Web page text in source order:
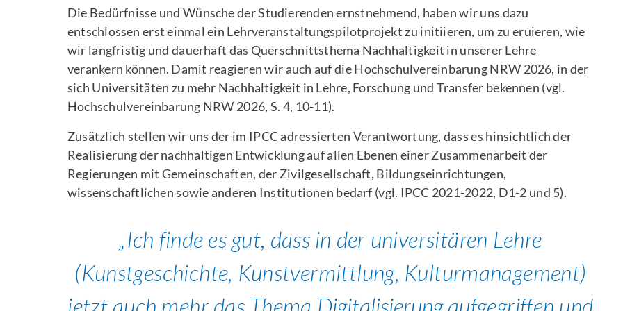
Die Bedürfnisse und Wünsche der Studierenden ernstnehmend, haben wir uns dazu
entschlossen erst einmal ein Lehrveranstaltungspilotprojekt zu initiieren, um zu eruieren, wie
wir langfristig und dauerhaft das Querschnittsthema Nachhaltigkeit in unserer Lehre
verankern können. Damit reagieren wir auch auf die Hochschulvereinbarung NRW 2026, in der
sich Universitäten zu mehr Nachhaltigkeit in Lehre, Forschung und Transfer bekennen (vgl.
Hochschulvereinbarung NRW 2026, S. 4, 10-11).
Zusätzlich stellen wir uns der im IPCC adressierten Verantwortung, dass es hinsichtlich der
Realisierung der nachhaltigen Entwicklung auf allen Ebenen einer Zusammenarbeit der
Regierungen mit Gemeinschaften, der Zivilgesellschaft, Bildungseinrichtungen,
wissenschaftlichen sowie anderen Institutionen bedarf (vgl. IPCC 2021-2022, D1-2 und 5).
Ich finde es gut, dass in der universitären Lehre
(Kunstgeschichte, Kunstvermittlung, Kulturmanagement)
jetzt auch mehr das Thema Digitalisierungaufgegriffen und